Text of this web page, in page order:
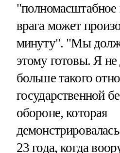
"полномасштабное
врага может
минуту". "Мы
этому готовы. Я
больше такого
государственной
обороне, которая
23 года, когда